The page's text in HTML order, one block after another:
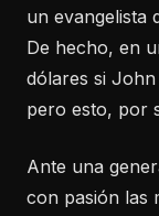
un evangelista
De hecho, en
dólares si
pero esto, por
Ante una
con pasión las